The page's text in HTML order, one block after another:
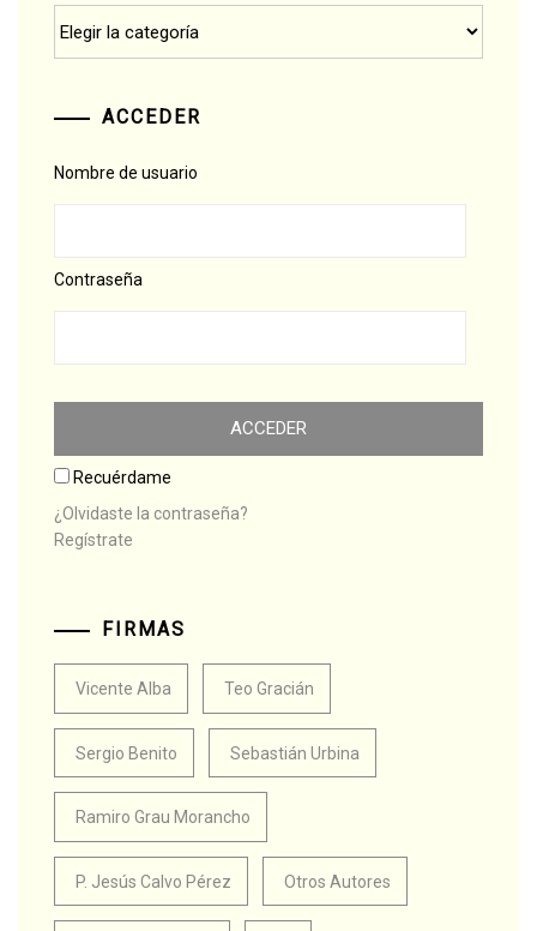
ACCEDER
Nombre de usuario
Contraseña
Recuérdame
¿Olvidaste la contraseña?
Regístrate
FIRMAS
Vicente Alba Teo Gracián
Sergio Benito Sebastián Urbina
Ramiro Grau Morancho
P. Jesús Calvo Pérez Otros Autores